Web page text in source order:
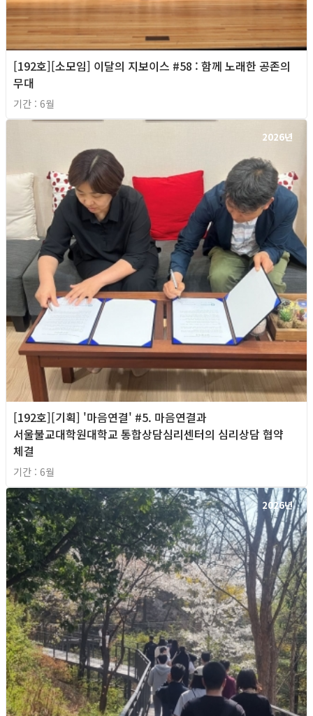
[192호][소모임] 이달의 지보이스 #58 : 함께 노래한 공존의
무대
기간 : 6월
2026년
[192호][기획] '마음연결' #5. 마음연결과
서울불교대학원대학교 통합상담심리센터의 심리상담 협약
체결
기간 : 6월
2026년